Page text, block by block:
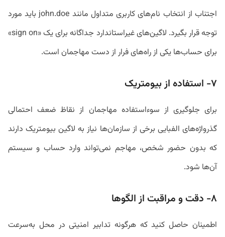
اجتناب از انتخاب نام‌های کاربری متداول مانند john.doe باید مورد
توجه قرار بگیرد. لاگین‌های غیراستاندارد جداگانه برای یک «sign on»
برای حساب‌ها یکی از راه‌های فرار از دست مهاجمان است.
۷- استفاده از بیومتریک
برای جلوگیری از سوءاستفاده مهاجمان از نقاظ ضعف احتمالی
گذرواژه‌های الفبایی برخی از سازمان‌ها نیاز به لاگین بیومتریک دارند
که بدون حضور شخص، مهاجم نمی‌تواند وارد حساب و سیستم
آن‌ها شود.
۸- دقت و مراقبت از الگوها
اطمینان حاصل کنید که هرگونه تدابیر امنیتی در محل به‌سرعت